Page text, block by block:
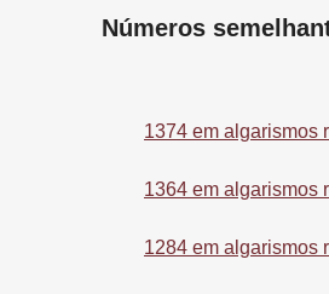
Números
1374 em algarismos
1364 em algarismos
1284 em algarismos